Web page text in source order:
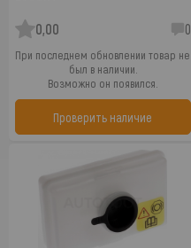
0,00 0
При последнем обновлении товар не
был в наличии.
Возможно он появился.
Проверить наличие